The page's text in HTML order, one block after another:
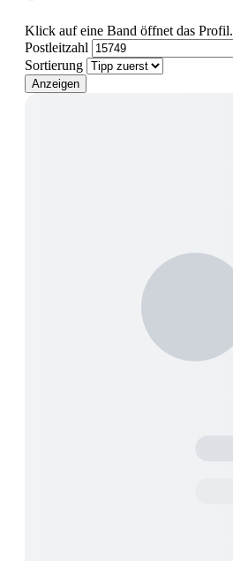
Klick auf eine Band öffnet das Profil.
Postleitzahl
Sortierung
Anzeigen